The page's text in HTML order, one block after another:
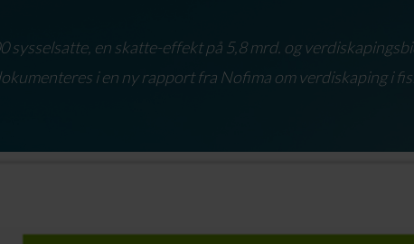
sysselsatte, en skatte-effekt på 5,8 mrd. og
i en ny rapport fra Nofima om verdiskaping i